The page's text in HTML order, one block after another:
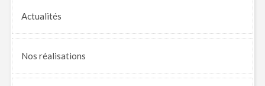
Actualités
Nos réalisations